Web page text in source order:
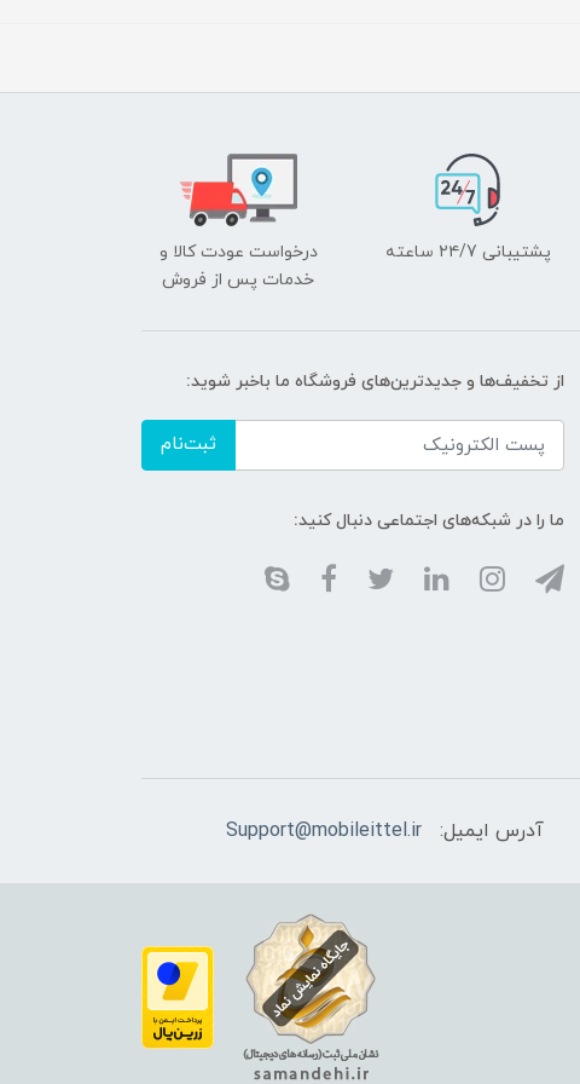
پشتیبانی ۲۴/7 ساعته
درخواست عودت کالا و
خدمات پس از فروش
از تخفیف‌ها و جدیدترین‌های فروشگاه ما باخبر شوید:
ثبت‌نام
ما را در شبکه‌های اجتماعی دنبال کنید:
آدرس ایمیل: Support@mobileittel.ir